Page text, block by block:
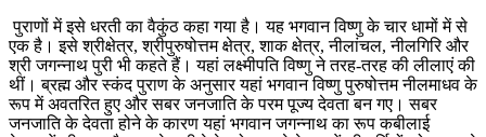
पुराणों में इसे धरती का वैकुंठ कहा गया है। यह भगवान विष्णु के चार धामों में से
एक है। इसे श्रीक्षेत्र, श्रीपुरुषोत्तम क्षेत्र, शाक क्षेत्र, नीलांचल, नीलगिरि और
श्री जगन्नाथ पुरी भी कहते हैं। यहां लक्ष्मीपति विष्णु ने तरह-तरह की लीलाएं की
थीं। ब्रह्म और स्कंद पुराण के अनुसार यहां भगवान विष्णु पुरुषोत्तम नीलमाधव के
रूप में अवतरित हुए और सबर जनजाति के परम पूज्य देवता बन गए। सबर
जनजाति के देवता होने के कारण यहां भगवान जगन्नाथ का रूप कबीलाई